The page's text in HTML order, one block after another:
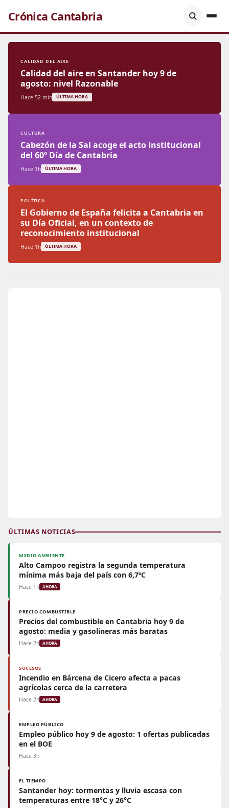
Crónica Cantabria
CALIDAD DEL AIRE
Calidad del aire en Santander hoy 9 de
agosto: nivel Razonable
Hace 52 min ÚLTIMA HORA
CULTURA
Cabezón de la Sal acoge el acto institucional
del 60º Día de Cantabria
Hace 1h ÚLTIMA HORA
POLÍTICA
El Gobierno de España felicita a Cantabria en
su Día Oficial, en un contexto de
reconocimiento institucional
Hace 1h ÚLTIMA HORA
ÚLTIMAS NOTICIAS
MEDIO AMBIENTE
Alto Campoo registra la segunda temperatura
mínima más baja del país con 6,7ºC
Hace 1h AHORA
PRECIO COMBUSTIBLE
Precios del combustible en Cantabria hoy 9 de
agosto: media y gasolineras más baratas
Hace 2h AHORA
SUCESOS
Incendio en Bárcena de Cicero afecta a pacas
agrícolas cerca de la carretera
Hace 2h AHORA
EMPLEO PÚBLICO
Empleo público hoy 9 de agosto: 1 ofertas publicadas
en el BOE
Hace 3h
EL TIEMPO
Santander hoy: tormentas y lluvia escasa con
temperaturas entre 18°C y 26°C